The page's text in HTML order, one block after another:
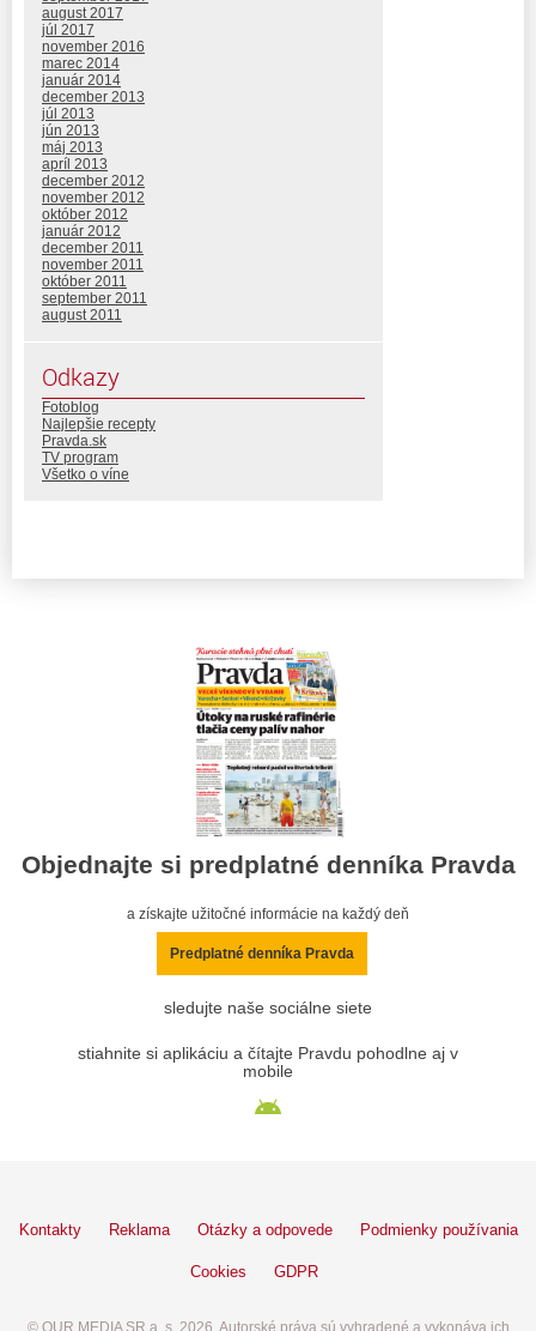
august 2017
júl 2017
november 2016
marec 2014
január 2014
december 2013
júl 2013
jún 2013
máj 2013
apríl 2013
december 2012
november 2012
október 2012
január 2012
december 2011
november 2011
október 2011
september 2011
august 2011
Odkazy
Fotoblog
Najlepšie recepty
Pravda.sk
TV program
Všetko o víne
Objednajte si predplatné denníka Pravda
a získajte užitočné informácie na každý deň
Predplatné denníka Pravda
sledujte naše sociálne siete
stiahnite si aplikáciu a čítajte Pravdu pohodlne aj v
mobile
Kontakty Reklama Otázky a odpovede Podmienky používania
Cookies GDPR